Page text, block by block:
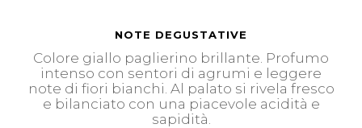
NOTE DEGUSTATIVE
Colore giallo paglierino brillante. Profumo
intenso con sentori di agrumi e leggere
note di fiori bianchi. Al palato si rivela fresco
e bilanciato con una piacevole acidità e
sapidità.